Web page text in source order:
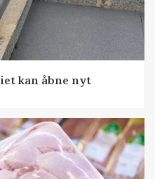
kan åbne nyt